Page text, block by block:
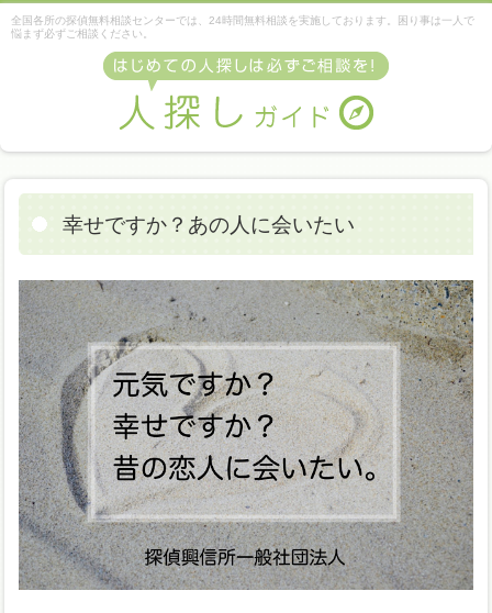
幸せですか？あの人に会いたい
全国各所の探偵無料相談センターでは、24時間無料相談を実施しております。困り事は一人で
悩まず必ずご相談ください。